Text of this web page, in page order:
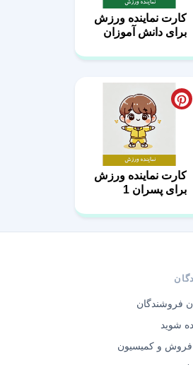
کارت نماینده ورزش
برای دانش آموزان
کارت نماینده ورزش
برای پسران 1
فروشندگان
شوید
فروش و کمیسیون